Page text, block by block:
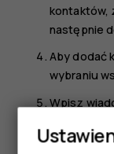
kontaktów,
następnie
Aby dodać
wybraniu
Wpisz
Dotknijsend.